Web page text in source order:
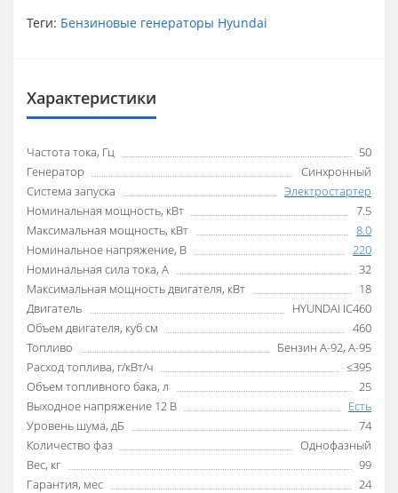
Теги: Бензиновые генераторы Hyundai
Характеристики
Частота тока, Гц
50
Генератор
Синхронный
Система запуска
Электростартер
Номинальная мощность, кВт
7.5
Максимальная мощность, кВт
8.0
Номинальное напряжение, В
220
Номинальная сила тока, A
32
Максимальная мощность двигателя, кВт
18
Двигатель
HYUNDAI IC460
Объем двигателя, куб см
460
Топливо
Бензин А-92, А-95
Расход топлива, г/кВт/ч
≤395
Объем топливного бака, л
25
Выходное напряжение 12 В
Есть
Уровень шума, дБ
74
Количество фаз
Однофазный
Вес, кг
99
Гарантия, мес
24